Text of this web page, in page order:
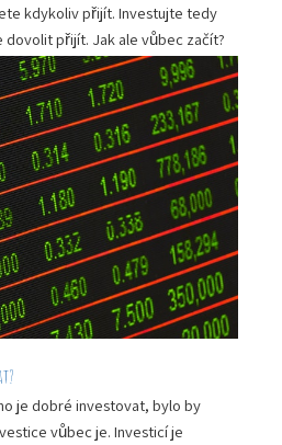
kdykoliv přijít. Investujte tedy
přijít. Jak ale vůbec začít?
je dobré investovat, bylo by
vůbec je. Investicí je